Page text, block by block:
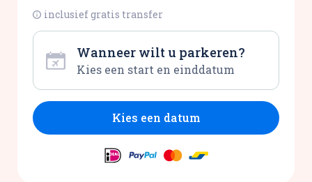
inclusief gratis transfer
Wanneer wilt u parkeren?
Kies een datum